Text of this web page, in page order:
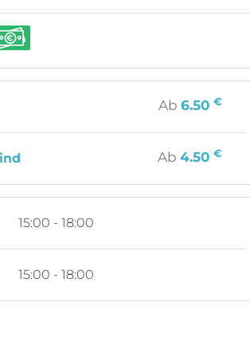
Ab6.50 €
Ab4.50 €
15:00 - 18:00
15:00 - 18:00